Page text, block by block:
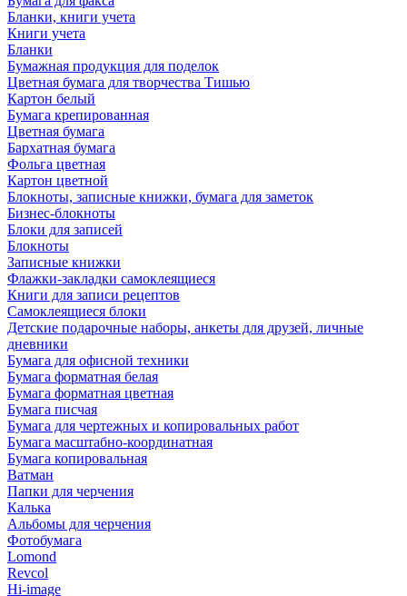
Бланки, книги учета
Книги учета
Бланки
Бумажная продукция для поделок
Цветная бумага для творчества Тишью
Картон белый
Бумага крепированная
Цветная бумага
Бархатная бумага
Фольга цветная
Картон цветной
Блокноты, записные книжки, бумага для заметок
Бизнес-блокноты
Блоки для записей
Блокноты
Записные книжки
Флажки-закладки самоклеящиеся
Книги для записи рецептов
Самоклеящиеся блоки
Детские подарочные наборы, анкеты для друзей, личные
дневники
Бумага для офисной техники
Бумага форматная белая
Бумага форматная цветная
Бумага писчая
Бумага для чертежных и копировальных работ
Бумага масштабно-координатная
Бумага копировальная
Ватман
Папки для черчения
Калька
Альбомы для черчения
Фотобумага
Lomond
Revcol
Hi-image